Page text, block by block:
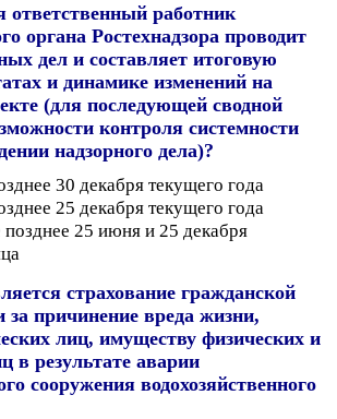
ответственный работник
органа Ростехнадзора проводит
дел и составляет итоговую
и динамике изменений на
(для последующей сводной
контроля системности
надзорного дела)?
30 декабря текущего года
25 декабря текущего года
позднее 25 июня и 25 декабря
страхование гражданской
за причинение вреда жизни,
лиц, имуществу физических и
в результате аварии
сооружения водохозяйственного